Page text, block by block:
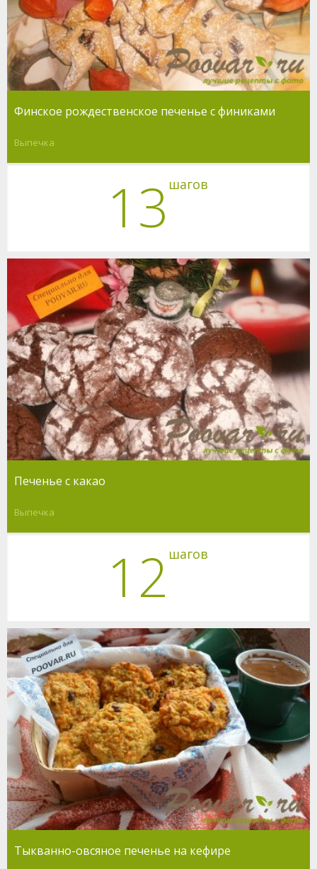
Финское рождественское печенье с финиками
Выпечка
13 шагов
Печенье с какао
Выпечка
12 шагов
Тыкванно-овсяное печенье на кефире